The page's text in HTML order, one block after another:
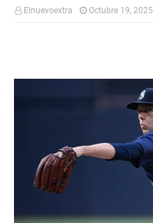
Elnuevoextra Octubre 19, 2025